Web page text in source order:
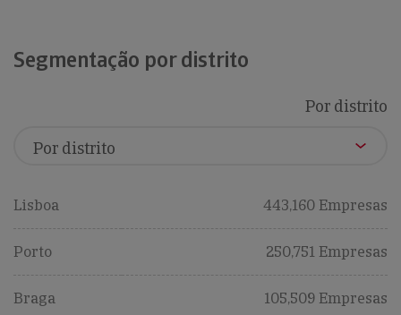
Segmentação por distrito
Por distrito
Lisboa 443,160 Empresas
Porto 250,751 Empresas
Braga 105,509 Empresas